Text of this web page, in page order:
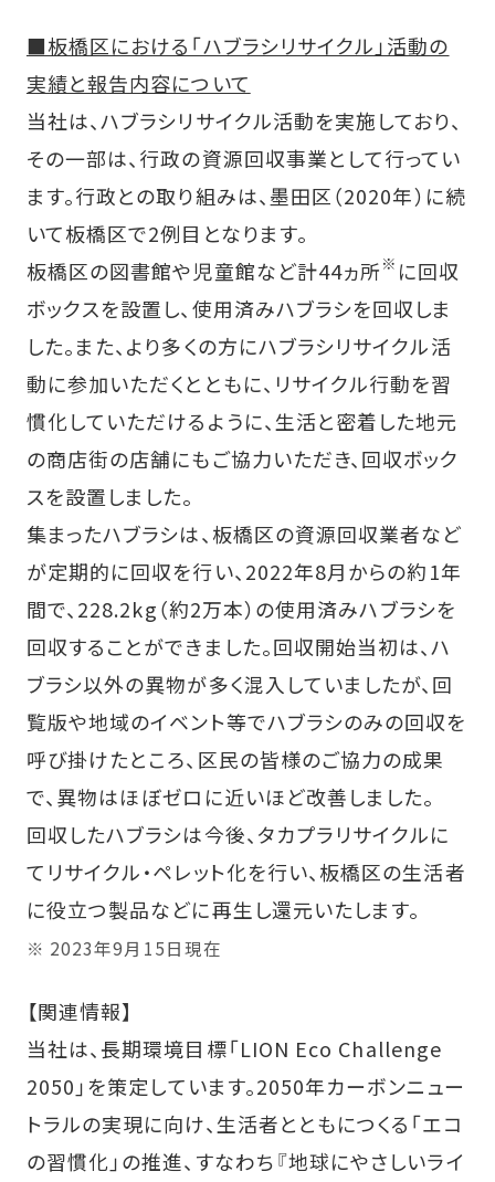
■板橋区における「ハブラシリサイクル」活動の
実績と報告内容について
当社は、ハブラシリサイクル活動を実施しており、
その一部は、行政の資源回収事業として行ってい
ます。行政との取り組みは、墨田区（2020年）に続
いて板橋区で2例目となります。
板橋区の図書館や児童館など計44ヵ所 ※ に回収
ボックスを設置し、使用済みハブラシを回収しま
した。また、より多くの方にハブラシリサイクル活
動に参加いただくとともに、リサイクル行動を習
慣化していただけるように、生活と密着した地元
の商店街の店舗にもご協力いただき、回収ボック
スを設置しました。
集まったハブラシは、板橋区の資源回収業者など
が定期的に回収を行い、2022年8月からの約1年
間で、228.2kg（約2万本）の使用済みハブラシを
回収することができました。回収開始当初は、ハ
ブラシ以外の異物が多く混入していましたが、回
覧版や地域のイベント等でハブラシのみの回収を
呼び掛けたところ、区民の皆様のご協力の成果
で、異物はほぼゼロに近いほど改善しました。
回収したハブラシは今後、タカプラリサイクルに
てリサイクル・ペレット化を行い、板橋区の生活者
に役立つ製品などに再生し還元いたします。
※ 2023年9月15日現在
【関連情報】
当社は、長期環境目標「LION Eco Challenge
2050」を策定しています。2050年カーボンニュー
トラルの実現に向け、生活者とともにつくる「エコ
の習慣化」の推進、すなわち『地球にやさしいライ